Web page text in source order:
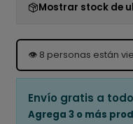
Mostrar stock de
👁️ 8 personas están
Envío gratis a
Agrega 3 o más